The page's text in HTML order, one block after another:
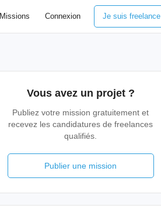
Missions Connexion Je suis freelance
Vous avez un projet ?
Publiez votre mission gratuitement et
recevez les candidatures de freelances
qualifiés.
Publier une mission